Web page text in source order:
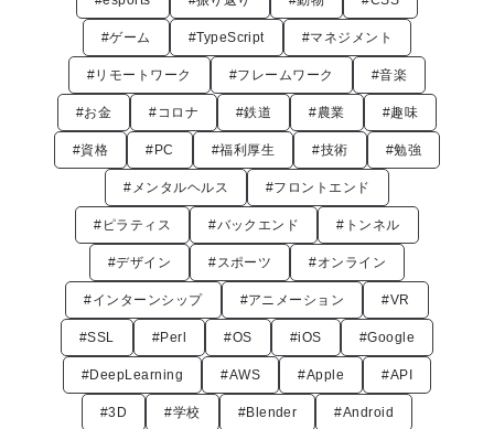
#ゲーム #TypeScript #マネジメント
#リモートワーク #フレームワーク #音楽
#お金 #コロナ #鉄道 #農業 #趣味
#資格 #PC #福利厚生 #技術 #勉強
#メンタルヘルス #フロントエンド
#ピラティス #バックエンド #トンネル
#デザイン #スポーツ #オンライン
#インターンシップ #アニメーション #VR
#SSL #Perl #OS #iOS #Google
#DeepLearning #AWS #Apple #API
#3D #学校 #Blender #Android